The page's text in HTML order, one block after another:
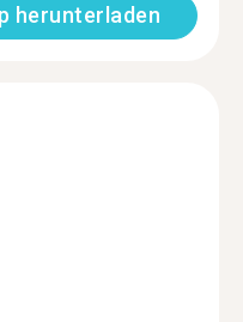
herunterladen